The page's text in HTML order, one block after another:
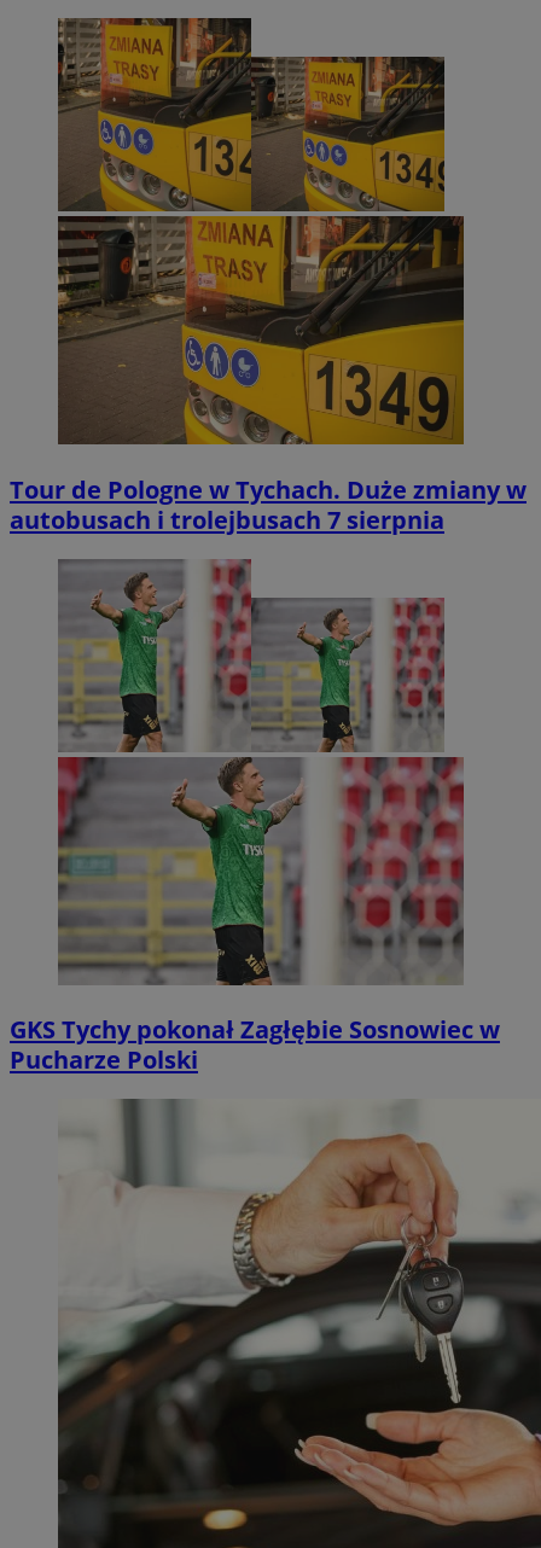
Tour de Pologne w Tychach. Duże zmiany w
autobusach i trolejbusach 7 sierpnia
GKS Tychy pokonał Zagłębie Sosnowiec w
Pucharze Polski